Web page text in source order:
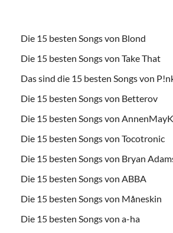
Die 15 besten Songs von Blond
Die 15 besten Songs von Take That
Das sind die 15 besten Songs von
Die 15 besten Songs von Betterov
Die 15 besten Songs von
Die 15 besten Songs von Tocotronic
Die 15 besten Songs von Bryan
Die 15 besten Songs von ABBA
Die 15 besten Songs von Måneskin
Die 15 besten Songs von a-ha